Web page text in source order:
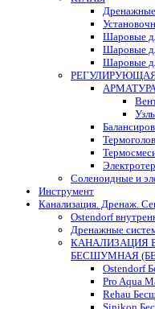
Шаровые
Шаровые
Шаровые
Соленоидные и
Инструмент
Канализация. Дренаж.
Ostendorf
Дренажные
КАНАЛИЗАЦИЯ
БЕСШУМНАЯ
Ostendorf
Pro Aqua
Rehau